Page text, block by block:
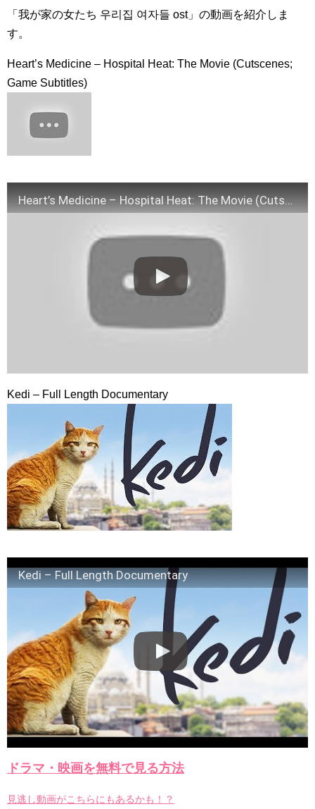
（仮）ミンホが地上波に生出演した🪭！！！！！．【ぽかぽ
저를 전적으로 믿으셔야합니다ㅣ스카이캐슬ㅣ#인생철학 #인생
조언 #인생명언
「違う（ちがう）・異なる」を韓国語では？「다르다（タル
について
「退屈だ・暇だ」を韓国語では？「심심하다（シムシマダ）」
■韓国ドラマ『キング～Two Hearts』予告動画（日本語字幕）
HSF(126)-윤균상 서울숲 벤치 (YUN Kyunsang)(4)September::
Healing in Seoul Forest (서울숲)
ハン・ヘジン 한혜진 – (선공개) 강남 3대 얼짱 출신 &#39;한혜진
언니&#39; (ft. 도여니의 학창시절) | 편 먹고 갈래요? 밥블레스유 2
ソン・ヘギョ – ソンヘギョ キスまとめ
ハン・ヘジン 한혜진 – Still We (여전히 우리는)
九尾狐外伝 第２話 キム・ジウ チョ・ヒョンジェ
レンタル開始！
(ENG SUB) Behind The Scene Hyun Bin 현빈❤️ 손예진 Son Ye
Jin-Crash Landing On You/ヒョンビン❤️ソンイェジン / エンジョイ❕
ユン・ギュンサン、番組にも登場した愛猫が急死…イ・ソンギ
ョンら同僚芸能人から慰めの言葉が続々 – Taka News
キム・レウォンの影絵遊び！？「黒騎士～永遠の約束～」メイ
キングを一部公開（DVD-SET2特典映像より）
「まず熱く掃除せよ」女優キム・ユジョン、「健康がとても回
復…痩せたのはソン・ジェリムのせい!? 」 (11/26)
【裏芸能】キムユジョンの熱愛彼氏はあの大物俳優
キム・ユジョン、美しいセルフショットで近況を伝える“会いた
キム・ユジョン、新ドラマ「まず熱く掃除せよ」に出演確
定…“台本を見た瞬間惹かれた” 20180123
幻の王女チャミョンゴ エンディング
YUCHUN ♥ LOVE 15 「成均館 5話」
[Fan MV]七日の王妃(7일의 왕비)OST – 정기고 (Junggigo) – 그
리고 그려도 (Miss You In My Heart)
俳優カン・ギヨン、突然の熱愛宣言…「キム秘書がなぜそう
か」出演で話題 Big News TV
Powered by livedoor 相互RSS
「我が家の女たち 우리집 여자들 ost」の動画を紹介しま
す。
Heart’s Medicine – Hospital Heat: The Movie (Cutscenes;
Game Subtitles)
Heart’s Medicine – Hospital Heat: The Movie (Cutscenes; Game Subtitles)
Kedi – Full Length Documentary
Kedi – Full Length Documentary
ドラマ・映画を無料で見る方法
見逃し動画がこちらにもあるかも！？